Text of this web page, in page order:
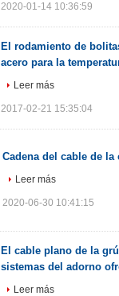
2020-01-14 10:36:59
El rodamiento de
acero para la
Leer más
2017-02-21 15:35:04
Cadena del cable de
Leer más
2020-06-30 10:41:15
El cable plano de la
sistemas del adorno
Leer más